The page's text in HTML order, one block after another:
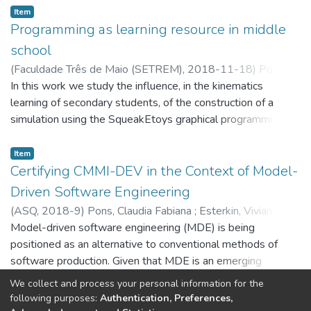
logra un nivel de abstracción superior, permitiendo utilizar los
estándares propuestos para robótica, y así obtener ventajas
como generalidad, reutilización, claridad, expresividad. Estas
son todas cualidades inherentes a un proceso de creación
de software eficiente y eficaz. ?? objetivo general de esta
investigación es contribuir al mejoramiento de los procesos
de desarrollo de software de los sistemas robóticos, a
través del análisis del paradigma de desarrollo MDD
aplicando los estándares definidos por la OMG.
Item
Programming as learning resource in middle
school
(Faculdade Três de Maio (SETREM), 2018-11-18) Pons,
Claudia Fabiana ;Salvador, Ricardo Pablo ;Rodríguez,
Guillermo
In this work we study the influence, in the kinematics
learning of secondary students, of the construction of a
simulation using the SqueakEtoys graphical programming
city preuniversity middle school. The pupils are almost 16
years old and do not have knowledge about programming.
Using an habitual curricular exercise the experience took
about 3 classes. The results indicate an increase in students'
grades and interest in programming as a didactic resource,
which encourages designing similar activities and exploring
this resource in other disciplines.
Item
Certifying CMMI-DEV in the Context of Model-
Driven Software Engineering
(ASQ, 2018-9) Pons, Claudia Fabiana ; Esterkin, Viviana
Model-driven software engineering (MDE) is being
positioned as an alternative to conventional methods of
software production. Given that MDE is an emerging
paradigm, standards for measuring its quality have not yet
been established. This article analyzes MDE good practices
« 1(current)
2 »
We collect and process your personal information for the
following purposes: Authentication, Preferences,